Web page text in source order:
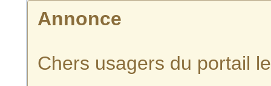
Annonce
Chers usagers du portail